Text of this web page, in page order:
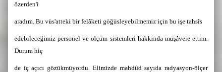
özerden'i
aradım. Bu vüs'atteki bir felâketi göğüsleyebilmemiz için bu işe tahsîs
edebileceğimiz personel ve ölçüm sistemleri hakkında müşâvere ettim.
Durum hiç
de iç açıcı gözükmüyordu. Elimizde mahdûd sayıda radyasyon-ölçer